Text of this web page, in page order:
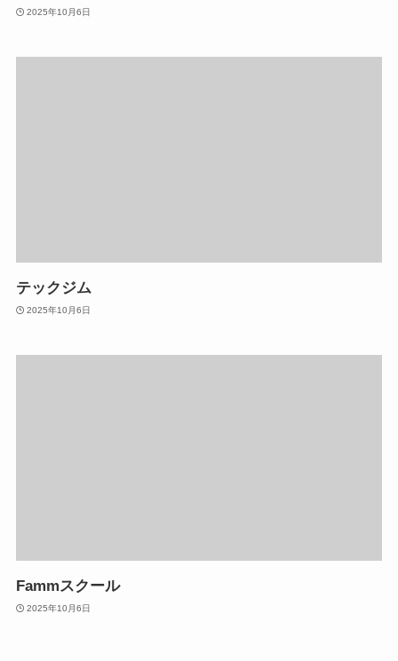
2025年10月6日
テックジム
2025年10月6日
Fammスクール
2025年10月6日